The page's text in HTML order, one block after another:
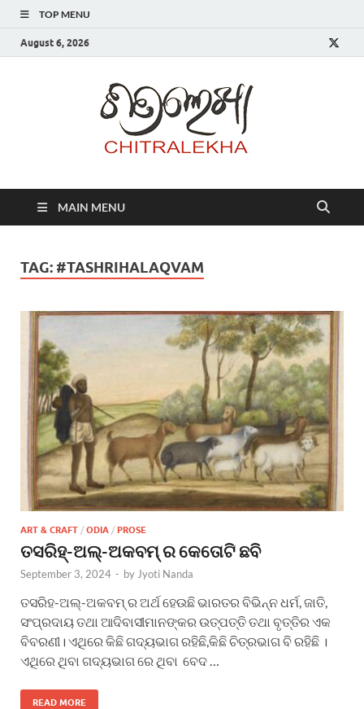
TOP MENU
August 6, 2026
MAIN MENU
TAG: #TASHRIHALAQVAM
ART & CRAFT / ODIA / PROSE
ତସରିହ୍-ଅଲ୍-ଅକବମ୍ ର କେତୋଟି ଛବି
September 3, 2024 - by Jyoti Nanda
ତସରିହ-ଅଲ୍-ଅକବମ୍ ର ଅର୍ଥ ହେଉଛି ଭାରତର ବିଭିନ୍ନ ଧର୍ମ, ଜାତି,
ସଂପ୍ରଦାୟ ତଥା ଆଦିବାସୀମାନଙ୍କର ଉତ୍ପତ୍ତି ତଥା ବୃତ୍ତିର ଏକ
ବିବରଣୀ। ଏଥିରେ କିଛି ଗଦ୍ୟଭାଗ ରହିଛି,କିଛି ଚିତ୍ରଭାଗ ବି ରହିଛି ।
ଏଥିରେ ଥିବା ଗଦ୍ୟଭାଗ ରେ ଥିବା ବେଦ …
READ MORE